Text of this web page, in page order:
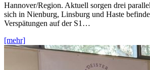
Hannover/Region. Aktuell sorgen drei
sich in Nienburg, Linsburg und Haste
Verspätungen auf der S1…
[mehr]